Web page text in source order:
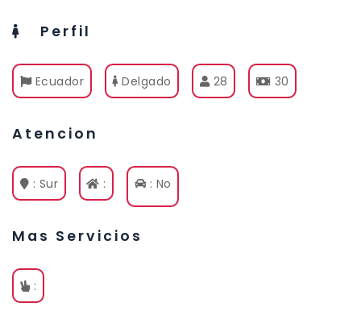
Perfil
Ecuador Delgado 28 30
Atencion
: Sur : : No
Mas Servicios
: